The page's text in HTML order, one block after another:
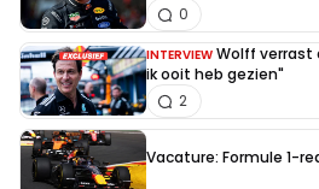
0
INTERVIEW Wolff verrast
ik ooit heb gezien"
2
Vacature: Formule 1-